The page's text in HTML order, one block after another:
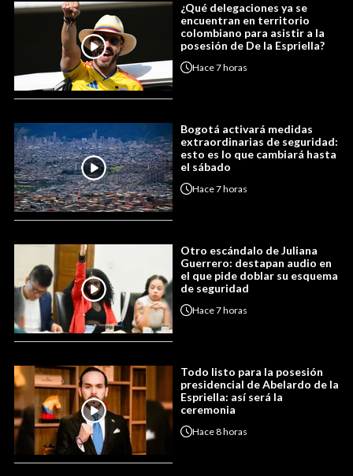
¿Qué delegaciones ya se
encuentran en territorio
colombiano para asistir a la
posesión de De la Espriella?
Hace7 horas
Bogotá activará medidas
extraordinarias de seguridad:
esto es lo que cambiará hasta
el sábado
Hace7 horas
Otro escándalo de Juliana
Guerrero: destapan audio en
el que pide doblar su esquema
de seguridad
Hace7 horas
Todo listo para la posesión
presidencial de Abelardo de la
Espriella: así será la
ceremonia
Hace8 horas